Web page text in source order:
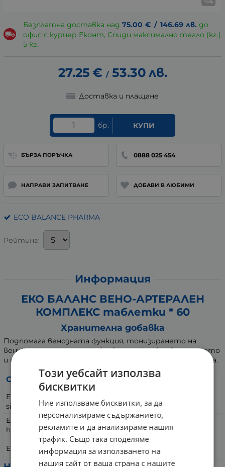
Безплатна доставка над 75.00 € / 146.69 лв. до
офис с куриер Еконт, Спиди максимално тегло (кг.)
5 кг.
27.25 € / 53.30 лв.
Доставка и плащане
бр. КУПИ
БЪРЗА ПОРЪЧКА 0888 025 454
НАПРАВИ ЗАПИТВАНЕ ДОБАВИ В ЛЮБИМИ
ECO BALANCE PHARMA
Рейтинг:
Информация
ЕКО БАЛАНС ВЕНО-АРТЕРАЛЕН
КОМПЛЕКС таблетки * 60
Хранителна добавка
Подпомага венозната функция, тонизирането на
вените, спомага за подобряване на кръвообращението
и нормалната функция на сърдечно съдовата система.
Съставки:
Екстракт от портокалови кори на Citrus
sinensis, съдържащ Диосмин
Екстракт от плод на конски кестен Aesculus
hippocastanum
Екстракт от гроздови семки (Grape seed extract)
Този уебсайт използва
бисквитки
Ние използваме бисквитки, за да
персонализираме съдържанието,
рекламите и да анализираме нашия
трафик. Също така споделяме
информация за използването на
нашия сайт от ваша страна с нашите